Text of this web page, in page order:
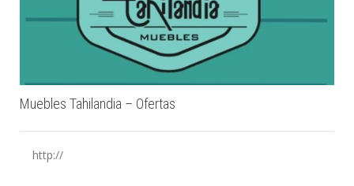
Muebles Tahilandia – Ofertas
http://